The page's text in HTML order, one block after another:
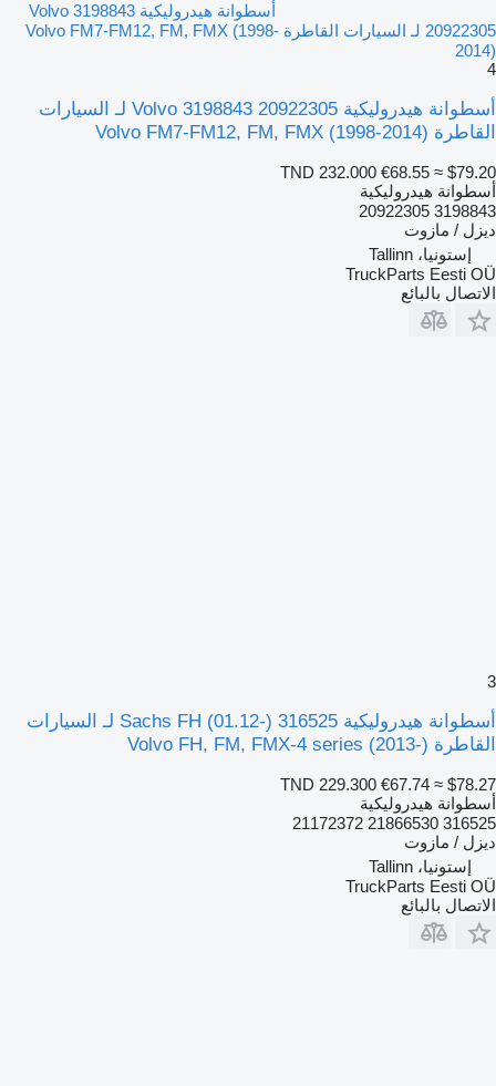
أسطوانة هيدروليكية Volvo 3198843
20922305 لـ السيارات القاطرة Volvo FM7-FM12, FM, FMX (1998-
2014)
4
أسطوانة هيدروليكية Volvo 3198843 20922305 لـ السيارات
القاطرة Volvo FM7-FM12, FM, FMX (1998-2014)
TND 232.000 €68.55 ≈ $79.20
أسطوانة هيدروليكية
3198843 20922305
ديزل / مازوت
إستونيا، Tallinn
TruckParts Eesti OÜ
الاتصال بالبائع
3
أسطوانة هيدروليكية Sachs FH (01.12-) 316525 لـ السيارات
القاطرة Volvo FH, FM, FMX-4 series (2013-)
TND 229.300 €67.74 ≈ $78.27
أسطوانة هيدروليكية
316525 21866530 21172372
ديزل / مازوت
إستونيا، Tallinn
TruckParts Eesti OÜ
الاتصال بالبائع